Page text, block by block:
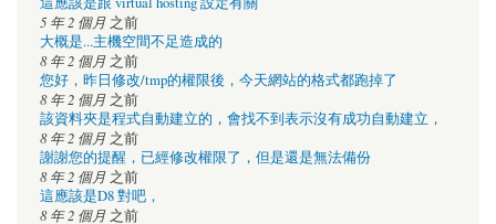
5 年 2 個月 之前
大概是...主機空間不足造成的
8 年 2 個月 之前
您好，昨日修改/tmp的權限後，今天網站的格式都跑掉了
8 年 2 個月 之前
該資料夾是程式自動建立的，會找不到表示沒有成功自動建立，
8 年 2 個月 之前
謝謝您的提醒，已經修改權限了，但是還是無法備份
8 年 2 個月 之前
這應該是D8 對吧，
8 年 2 個月 之前